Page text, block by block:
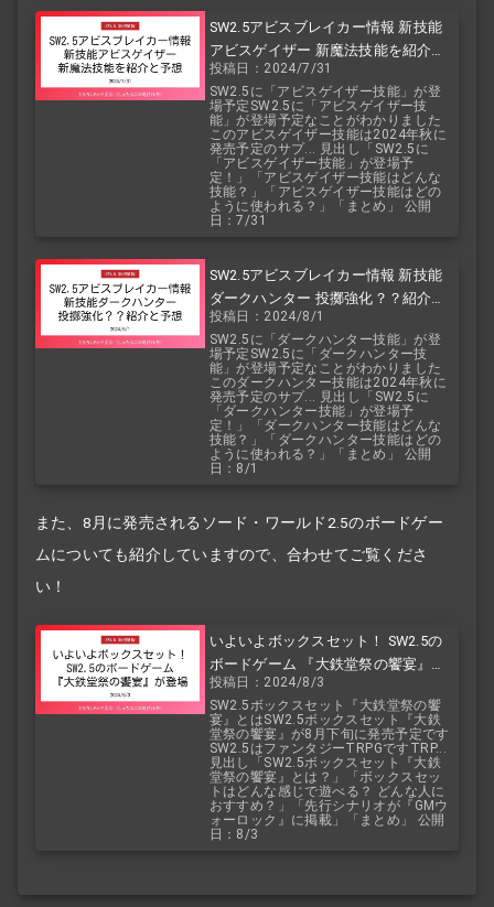
SW2.5アビスブレイカー情報 新技能
アビスゲイザー 新魔法技能を紹介と
予想
投稿日：2024/7/31
SW2.5に「アビスゲイザー技能」が登
場予定SW2.5に「アビスゲイザー技
能」が登場予定なことがわかりました
このアビスゲイザー技能は2024年秋に
発売予定のサプ... 見出し「SW2.5に
「アビスゲイザー技能」が登場予
定！」「アビスゲイザー技能はどんな
技能？」「アビスゲイザー技能はどの
ように使われる？」「まとめ」 公開
日：7/31
SW2.5アビスブレイカー情報 新技能
ダークハンター 投擲強化？？紹介と
予想
投稿日：2024/8/1
SW2.5に「ダークハンター技能」が登
場予定SW2.5に「ダークハンター技
能」が登場予定なことがわかりました
このダークハンター技能は2024年秋に
発売予定のサプ... 見出し「SW2.5に
「ダークハンター技能」が登場予
定！」「ダークハンター技能はどんな
技能？」「ダークハンター技能はどの
ように使われる？」「まとめ」 公開
日：8/1
また、8月に発売されるソード・ワールド2.5のボードゲー
ムについても紹介していますので、合わせてご覧くださ
い！
いよいよボックスセット！ SW2.5の
ボードゲーム 『大鉄堂祭の饗宴』が
登場
投稿日：2024/8/3
SW2.5ボックスセット『大鉄堂祭の饗
宴』とはSW2.5ボックスセット『大鉄
堂祭の饗宴』が8月下旬に発売予定です
SW2.5はファンタジーTRPGですTRP...
見出し「SW2.5ボックスセット『大鉄
堂祭の饗宴』とは？」「ボックスセッ
トはどんな感じで遊べる？ どんな人に
おすすめ？」「先行シナリオが『GMウ
ォーロック』に掲載」「まとめ」 公開
日：8/3